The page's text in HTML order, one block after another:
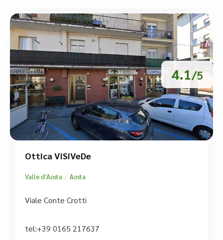
4.1/5
Ottica ViSiVeDe
Valle d'Aosta / Aosta
Viale Conte Crotti
tel:+39 0165 217637